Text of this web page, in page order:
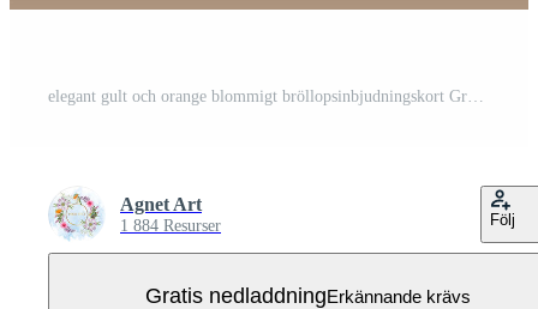
elegant gult och orange blommigt bröllopsinbjudningskort Gratis Vektor
Agnet Art
1 884 Resurser Följ
Gratis nedladdningErkännande krävs